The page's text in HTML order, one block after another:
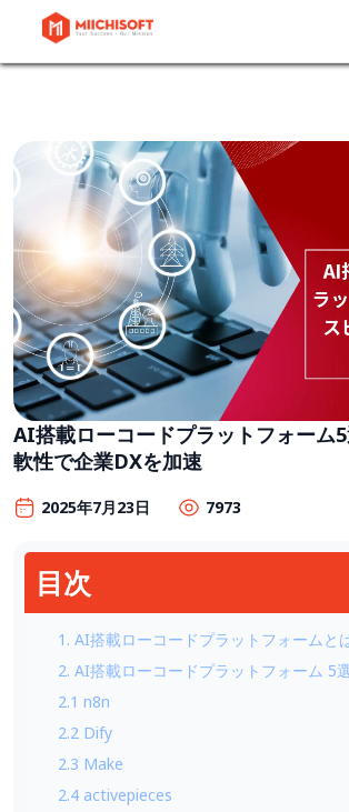
AI搭載ローコードプラットフォーム
軟性で企業DXを加速
2025年7月23日 7973
目次
1. AI搭載ローコードプラットフォームと
2. AI搭載ローコードプラットフォーム 5
2.1 n8n
2.2 Dify
2.3 Make
2.4 activepieces